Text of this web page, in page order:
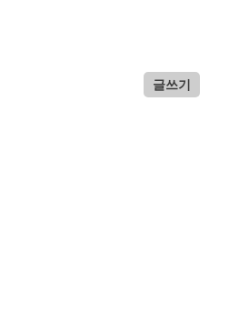
글쓰기